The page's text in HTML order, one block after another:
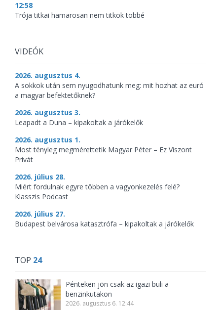
12:58
Trója titkai hamarosan nem titkok többé
VIDEÓK
2026. augusztus 4.
A sokkok után sem nyugodhatunk meg: mit hozhat az euró
a magyar befektetőknek?
2026. augusztus 3.
Leapadt a Duna – kipakoltak a járókelők
2026. augusztus 1.
Most tényleg megmérettetik Magyar Péter – Ez Viszont
Privát
2026. július 28.
Miért fordulnak egyre többen a vagyonkezelés felé?
Klasszis Podcast
2026. július 27.
Budapest belvárosa katasztrófa – kipakoltak a járókelők
TOP 24
Pénteken jön csak az igazi buli a
benzinkutakon
2026. augusztus 6. 12:44